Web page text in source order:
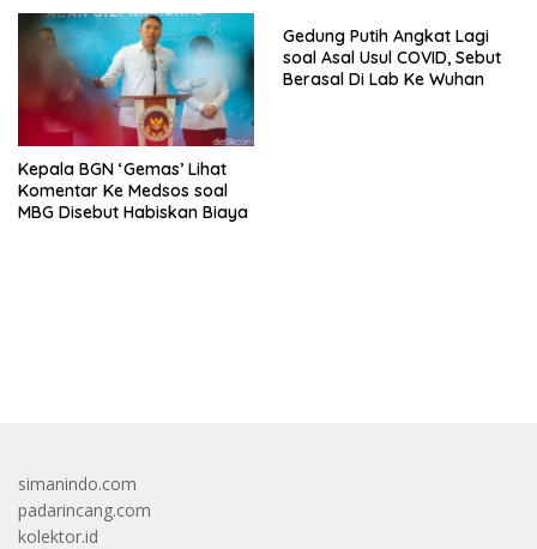
Kepala BGN ‘Gemas’ Lihat
Komentar Ke Medsos soal
MBG Disebut Habiskan Biaya
Gedung Putih Angkat Lagi
soal Asal Usul COVID, Sebut
Berasal Di Lab Ke Wuhan
simanindo.com
padarincang.com
kolektor.id